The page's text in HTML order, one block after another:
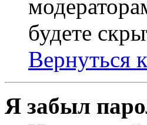
будете
Вернуться
Я забыл